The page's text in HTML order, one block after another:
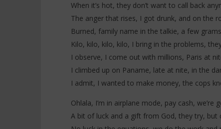
When it’s hot, they don’t want to call back
The anger that rises, I got drunk, and on the
Burned, family name in the talkie, a few
Kilo, kilo, kilo, kilo, I bring in the problems,
I observe, I come out with millions, Paris at
I climbed up on Paname, late at nite, in the
I admit, I wanted to make money, the cops
Ohlala, I’m in airplane mode, pay cash, we’re
A bit of luck and a gift from God, they try, but